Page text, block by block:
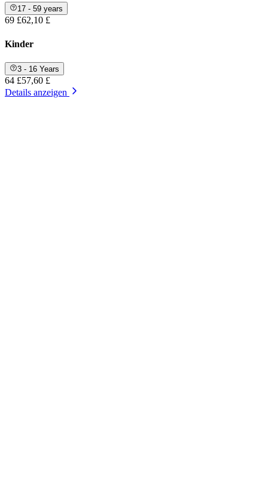
17 - 59 years
69 £62,10 £
Kinder
3 - 16 Years
64 £57,60 £
Details anzeigen